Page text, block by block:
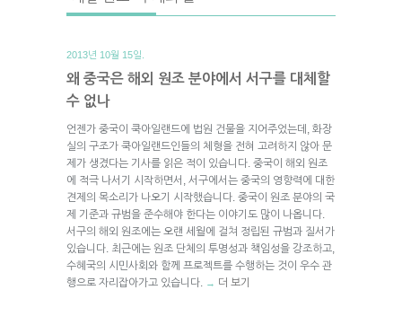
2013년 10월 15일.
왜 중국은 해외 원조 분야에서 서구를 대체할
수 없나
언젠가 중국이 쿡아일랜드에 법원 건물을 지어주었는데, 화장
실의 구조가 쿡아일랜드인들의 체형을 전혀 고려하지 않아 문
제가 생겼다는 기사를 읽은 적이 있습니다. 중국이 해외 원조
에 적극 나서기 시작하면서, 서구에서는 중국의 영향력에 대한
견제의 목소리가 나오기 시작했습니다. 중국이 원조 분야의 국
제 기준과 규범을 준수해야 한다는 이야기도 많이 나옵니다.
서구의 해외 원조에는 오랜 세월에 걸쳐 정립된 규범과 질서가
있습니다. 최근에는 원조 단체의 투명성과 책임성을 강조하고,
수혜국의 시민사회와 함께 프로젝트를 수행하는 것이 우수 관
행으로 자리잡아가고 있습니다.
→ 더 보기